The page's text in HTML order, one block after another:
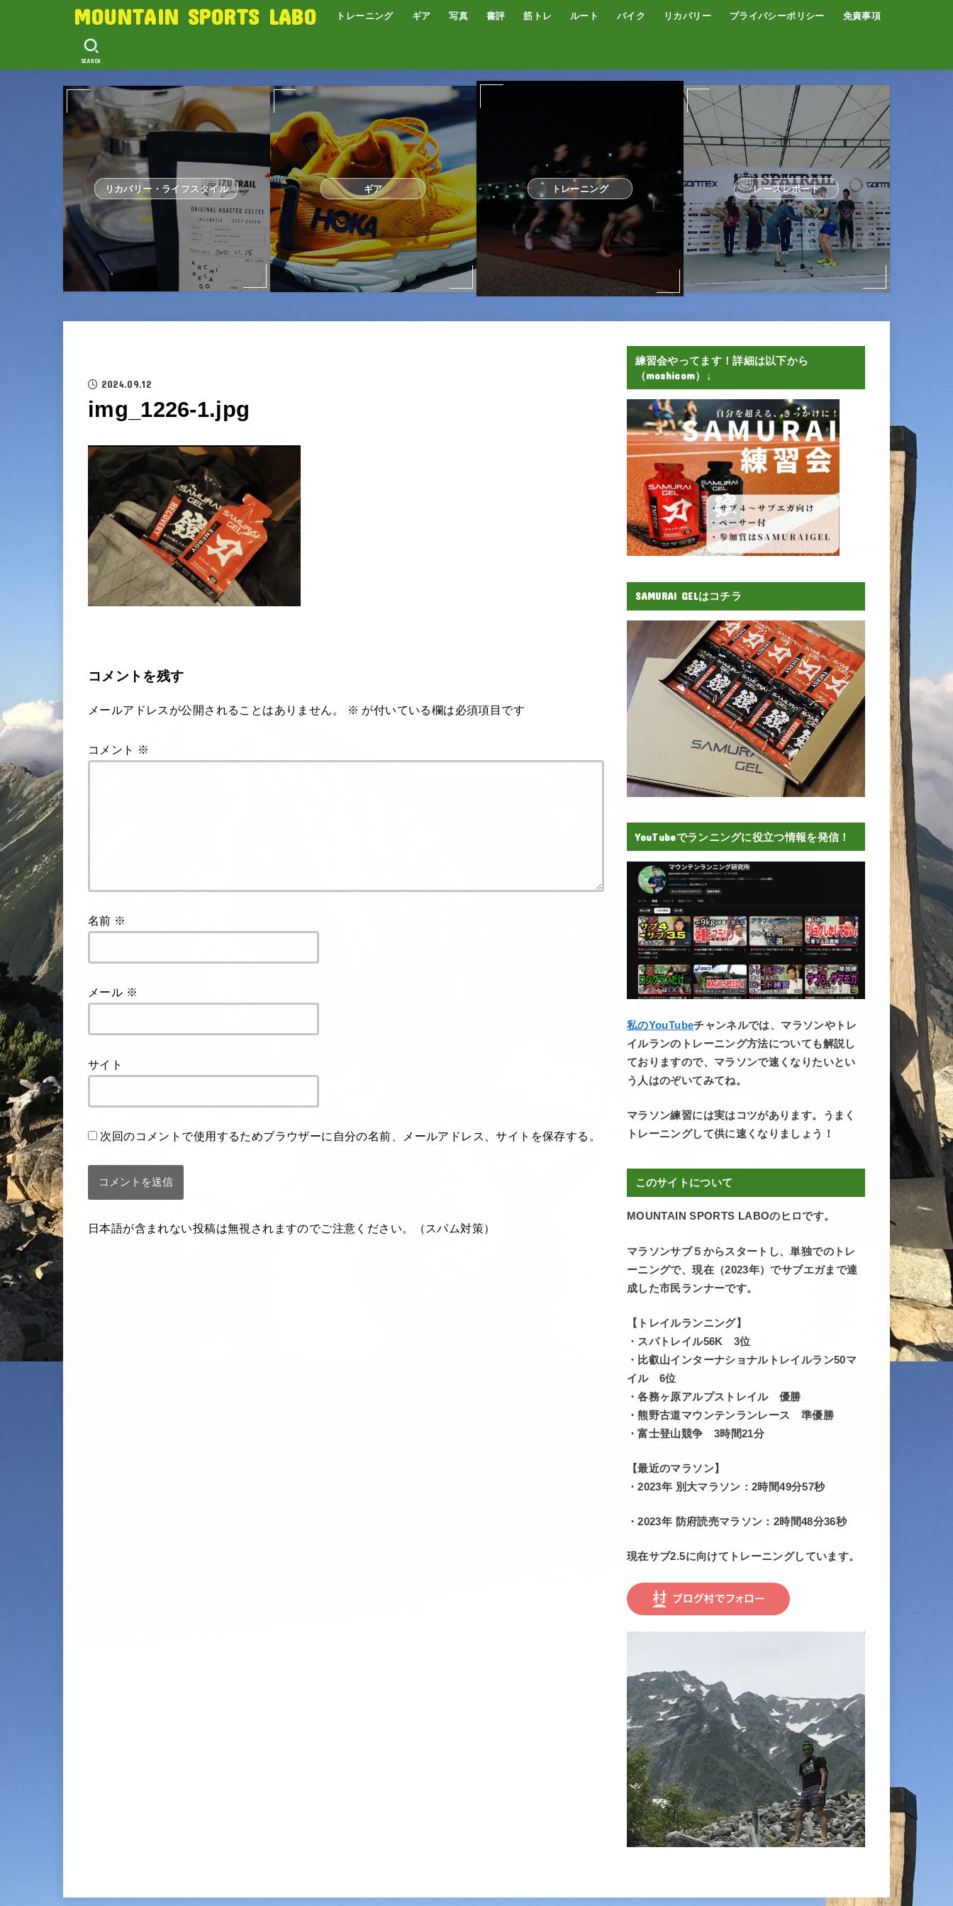
MOUNTAIN SPORTS LABO トレーニング ギア 写真 書評 筋トレ ルート バイク リカバリー プライバシーポリシー 免責事項
SEARCH
リカバリー・ライフスタイル ギア トレーニング レースレポート
2024.09.12
img_1226-1.jpg
コメントを残す
メールアドレスが公開されることはありません。 ※ が付いている欄は必須項目です
コメント ※
名前 ※
メール ※
サイト
次回のコメントで使用するためブラウザーに自分の名前、メールアドレス、サイトを保存する。
日本語が含まれない投稿は無視されますのでご注意ください。（スパム対策）
練習会やってます！詳細は以下から
（moshicom）↓
SAMURAI GELはコチラ
YouTubeでランニングに役立つ情報を発信！
私のYouTubeチャンネルでは、マラソンやトレ
イルランのトレーニング方法についても解説し
ておりますので、マラソンで速くなりたいとい
う人はのぞいてみてね。
マラソン練習には実はコツがあります。うまく
トレーニングして供に速くなりましょう！
このサイトについて
MOUNTAIN SPORTS LABOのヒロです。
マラソンサブ５からスタートし、単独でのトレ
ーニングで、現在（2023年）でサブエガまで達
成した市民ランナーです。
【トレイルランニング】
・スパトレイル56K 3位
・比叡山インターナショナルトレイルラン50マ
イル 6位
・各務ヶ原アルプストレイル 優勝
・熊野古道マウンテンランレース 準優勝
・富士登山競争 3時間21分
【最近のマラソン】
・2023年 別大マラソン：2時間49分57秒
・2023年 防府読売マラソン：2時間48分36秒
現在サブ2.5に向けてトレーニングしています。